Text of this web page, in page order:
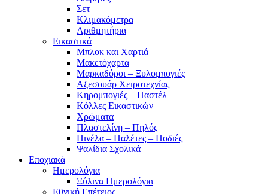
Σετ
Κλιμακόμετρα
Αριθμητήρια
Εικαστικά
Μπλοκ και Χαρτιά
Μακετόχαρτα
Μαρκαδόροι – Ξυλομπογιές
Αξεσουάρ Χειροτεχνίας
Κηρομπογιές – Παστέλ
Κόλλες Εικαστικών
Χρώματα
Πλαστελίνη – Πηλός
Πινέλα – Παλέτες – Ποδιές
Ψαλίδια Σχολικά
Εποχιακά
Ημερολόγια
Ξύλινα Ημερολόγια